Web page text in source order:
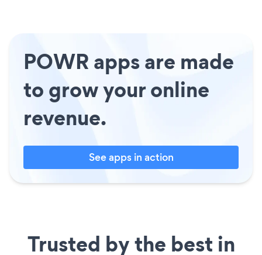
POWR apps are made
to grow your online
revenue.
See apps in action
Trusted by the best in